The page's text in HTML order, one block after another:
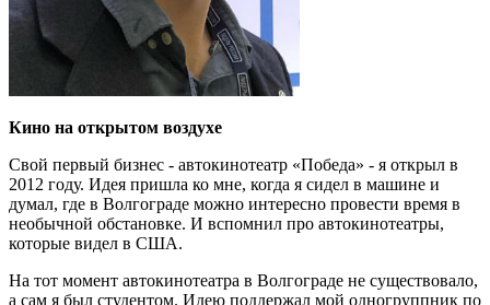
Кино на открытом воздухе
Свой первый бизнес - автокинотеатр «Победа» - я открыл в
2012 году. Идея пришла ко мне, когда я сидел в машине и
думал, где в Волгограде можно интересно провести время в
необычной обстановке. И вспомнил про автокинотеатры,
которые видел в США.
На тот момент автокинотеатра в Волгограде не существовало,
а сам я был студентом. Идею поддержал мой одногруппник по